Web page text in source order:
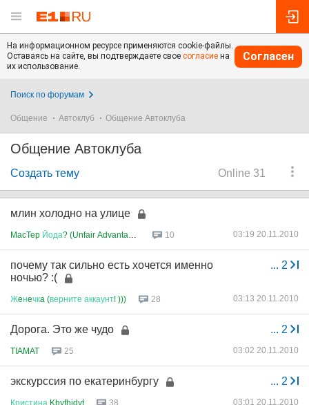
На информационном ресурсе применяются cookie-файлы.
Оставаясь на сайте, вы подтверждаете свое согласие на
их использование.
Согласен
Поиск по форумам
Общение Автоклуб Общение Автоклуба
Общение Автоклуба
Online 31
Создать тему
млин холодно на улице
MacTep Йода? (Unfair Advantage... 10 03:19 20.11.2010
... 2
почему так сильно есть хочется именно
ночью? :(
Жeнeчкa (верните аккаунт! ))) 28 03:13 20.11.2010
... 2
Дорога. Это же чудо
TIAMAT 25 03:02 20.11.2010
... 2
экскурссия по екатеринбургу
Кристина Kbyfhjdyf 38 03:01 20.11.2010